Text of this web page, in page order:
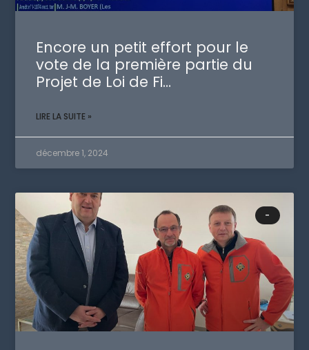
Encore un petit effort pour le
vote de la première partie du
Projet de Loi de Fi…
LIRE LA SUITE »
décembre 1, 2024
-